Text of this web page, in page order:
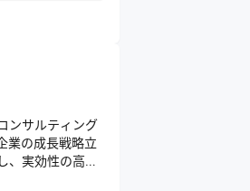
ンサルティング
業の成長戦略立
、実効性の高い